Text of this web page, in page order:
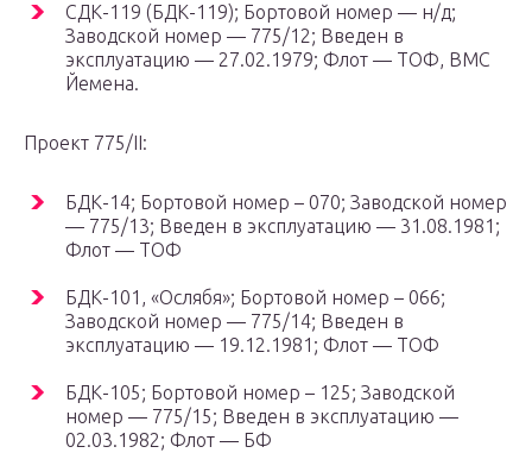
СДК-119 (БДК-119); Бортовой номер — н/д;
Заводской номер — 775/12; Введен в
эксплуатацию — 27.02.1979; Флот — ТОФ, ВМС
Йемена.
Проект 775/II:
БДК-14; Бортовой номер – 070; Заводской номер
— 775/13; Введен в эксплуатацию — 31.08.1981;
Флот — ТОФ
БДК-101, «Ослябя»; Бортовой номер – 066;
Заводской номер — 775/14; Введен в
эксплуатацию — 19.12.1981; Флот — ТОФ
БДК-105; Бортовой номер – 125; Заводской
номер — 775/15; Введен в эксплуатацию —
02.03.1982; Флот — БФ